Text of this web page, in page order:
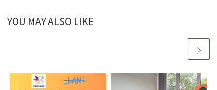
YOU MAY ALSO LIKE